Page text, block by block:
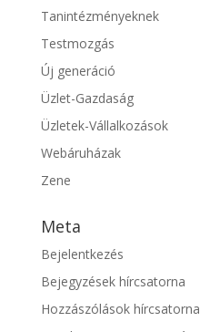
Tanintézményeknek
Testmozgás
Új generáció
Üzlet-Gazdaság
Üzletek-Vállalkozások
Webáruházak
Zene
Meta
Bejelentkezés
Bejegyzések hírcsatorna
Hozzászólások hírcsatorna